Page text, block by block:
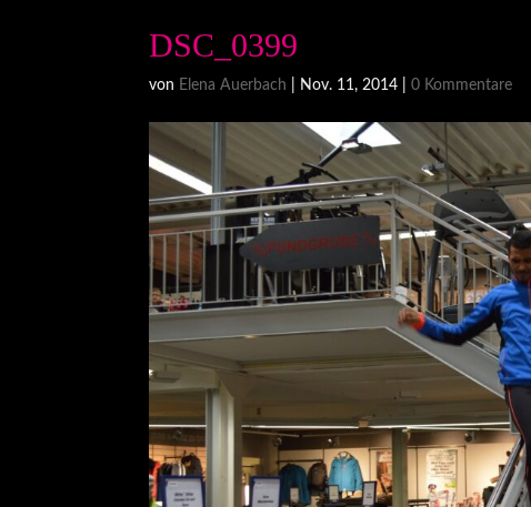
DSC_0399
von Elena Auerbach Nov. 11, 2014 |0 Kommentare